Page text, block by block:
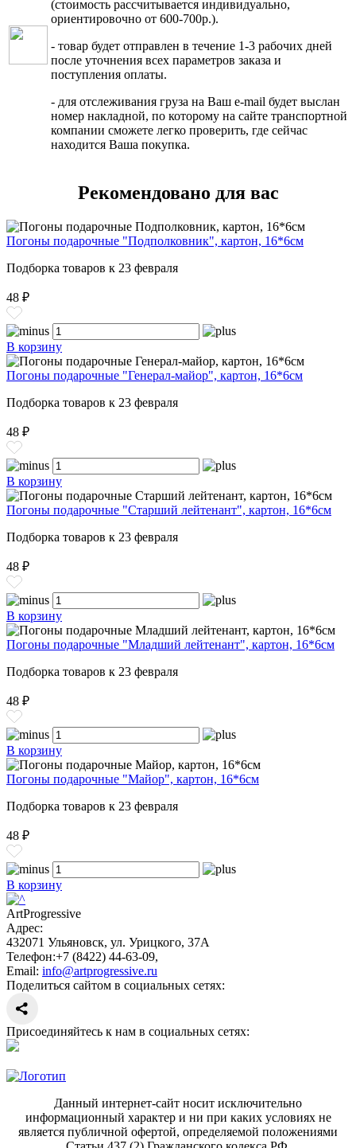
(стоимость рассчитывается индивидуально,
ориентировочно от 600-700р.).
- товар будет отправлен в течение 1-3 рабочих дней
после уточнения всех параметров заказа и
поступления оплаты.
- для отслеживания груза на Ваш e-mail будет выслан
номер накладной, по которому на сайте транспортной
компании сможете легко проверить, где сейчас
находится Ваша покупка.
Рекомендовано для вас
Погоны подарочные "Подполковник", картон, 16*6см
Подборка товаров к 23 февраля
48 ₽
В корзину
Погоны подарочные "Генерал-майор", картон, 16*6см
Подборка товаров к 23 февраля
48 ₽
В корзину
Погоны подарочные "Старший лейтенант", картон, 16*6см
Подборка товаров к 23 февраля
48 ₽
В корзину
Погоны подарочные "Младший лейтенант", картон, 16*6см
Подборка товаров к 23 февраля
48 ₽
В корзину
Погоны подарочные "Майор", картон, 16*6см
Подборка товаров к 23 февраля
48 ₽
В корзину
ArtProgressive
Адрес:
432071 Ульяновск, ул. Урицкого, 37А
Телефон:+7 (8422) 44-63-09,
Email: info@artprogressive.ru
Поделиться сайтом в социальных сетях:
Присоединяйтесь к нам в социальных сетях:
Данный интернет-сайт носит исключительно
информационный характер и ни при каких условиях не
является публичной офертой, определяемой положениями